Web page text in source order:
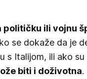
političku ili vojnu
se dokaže da je
s Italijom, ili ako
biti i doživotna.